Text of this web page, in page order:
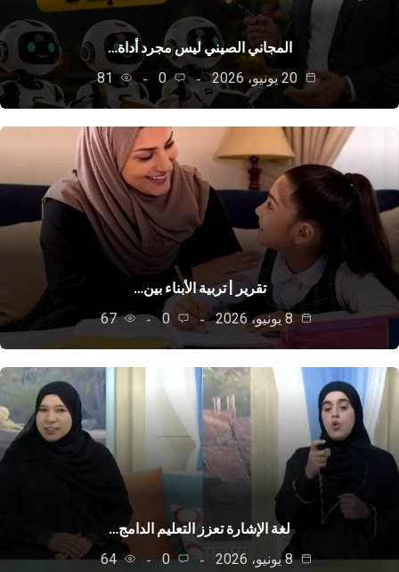
المجاني الصيني ليس مجرد أداة…
20 يونيو، 2026
0
81
تقرير | تربية الأبناء بين…
8 يونيو، 2026
0
67
لغة الإشارة تعزز التعليم الدامج…
8 يونيو، 2026
0
64